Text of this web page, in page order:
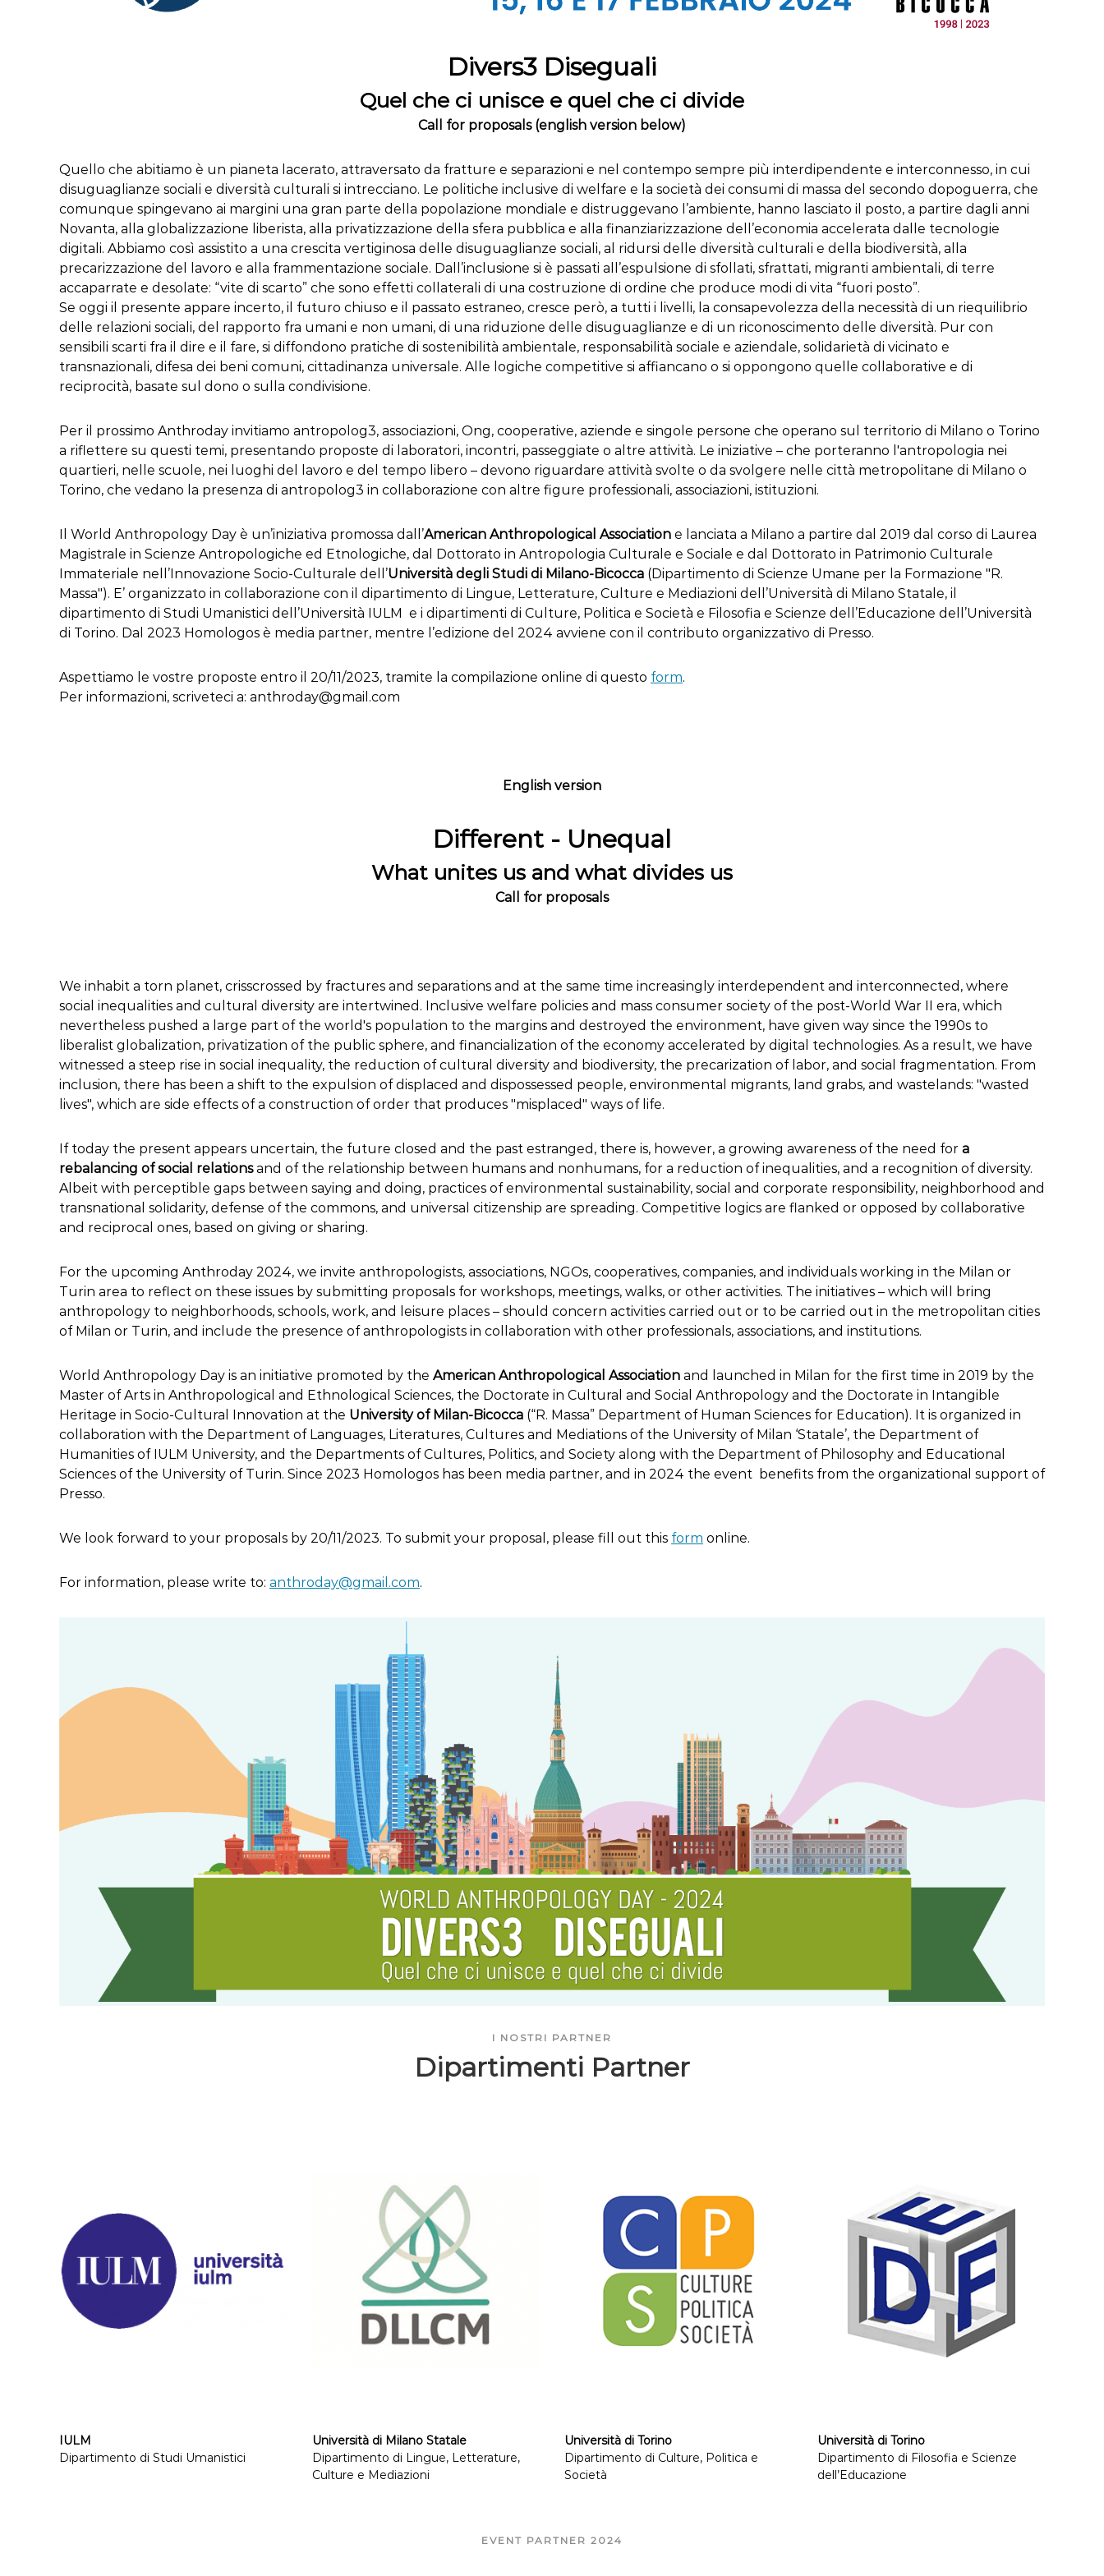
Divers3 Diseguali
Quel che ci unisce e quel che ci divide
Call for proposals (english version below)
Quello che abitiamo è un pianeta lacerato, attraversato da fratture e separazioni e nel contempo sempre più interdipendente e interconnesso, in cui
disuguaglianze sociali e diversità culturali si intrecciano. Le politiche inclusive di welfare e la società dei consumi di massa del secondo dopoguerra, che
comunque spingevano ai margini una gran parte della popolazione mondiale e distruggevano l’ambiente, hanno lasciato il posto, a partire dagli anni
Novanta, alla globalizzazione liberista, alla privatizzazione della sfera pubblica e alla finanziarizzazione dell’economia accelerata dalle tecnologie
digitali. Abbiamo così assistito a una crescita vertiginosa delle disuguaglianze sociali, al ridursi delle diversità culturali e della biodiversità, alla
precarizzazione del lavoro e alla frammentazione sociale. Dall’inclusione si è passati all’espulsione di sfollati, sfrattati, migranti ambientali, di terre
accaparrate e desolate: “vite di scarto” che sono effetti collaterali di una costruzione di ordine che produce modi di vita “fuori posto”.
Se oggi il presente appare incerto, il futuro chiuso e il passato estraneo, cresce però, a tutti i livelli, la consapevolezza della necessità di un riequilibrio
delle relazioni sociali, del rapporto fra umani e non umani, di una riduzione delle disuguaglianze e di un riconoscimento delle diversità. Pur con
sensibili scarti fra il dire e il fare, si diffondono pratiche di sostenibilità ambientale, responsabilità sociale e aziendale, solidarietà di vicinato e
transnazionali, difesa dei beni comuni, cittadinanza universale. Alle logiche competitive si affiancano o si oppongono quelle collaborative e di
reciprocità, basate sul dono o sulla condivisione.
Per il prossimo Anthroday invitiamo antropolog3, associazioni, Ong, cooperative, aziende e singole persone che operano sul territorio di Milano o Torino
a riflettere su questi temi, presentando proposte di laboratori, incontri, passeggiate o altre attività. Le iniziative – che porteranno l'antropologia nei
quartieri, nelle scuole, nei luoghi del lavoro e del tempo libero – devono riguardare attività svolte o da svolgere nelle città metropolitane di Milano o
Torino, che vedano la presenza di antropolog3 in collaborazione con altre figure professionali, associazioni, istituzioni.
Il World Anthropology Day è un’iniziativa promossa dall’American Anthropological Association e lanciata a Milano a partire dal 2019 dal corso di Laurea
Magistrale in Scienze Antropologiche ed Etnologiche, dal Dottorato in Antropologia Culturale e Sociale e dal Dottorato in Patrimonio Culturale
Immateriale nell’Innovazione Socio-Culturale dell’Università degli Studi di Milano-Bicocca (Dipartimento di Scienze Umane per la Formazione "R.
Massa"). E’ organizzato in collaborazione con il dipartimento di Lingue, Letterature, Culture e Mediazioni dell’Università di Milano Statale, il
dipartimento di Studi Umanistici dell’Università IULM e i dipartimenti di Culture, Politica e Società e Filosofia e Scienze dell’Educazione dell’Università
di Torino. Dal 2023 Homologos è media partner, mentre l’edizione del 2024 avviene con il contributo organizzativo di Presso.
Aspettiamo le vostre proposte entro il 20/11/2023, tramite la compilazione online di questo form.
Per informazioni, scriveteci a: anthroday@gmail.com
English version
Different - Unequal
What unites us and what divides us
Call for proposals
We inhabit a torn planet, crisscrossed by fractures and separations and at the same time increasingly interdependent and interconnected, where
social inequalities and cultural diversity are intertwined. Inclusive welfare policies and mass consumer society of the post-World War II era, which
nevertheless pushed a large part of the world's population to the margins and destroyed the environment, have given way since the 1990s to
liberalist globalization, privatization of the public sphere, and financialization of the economy accelerated by digital technologies. As a result, we have
witnessed a steep rise in social inequality, the reduction of cultural diversity and biodiversity, the precarization of labor, and social fragmentation. From
inclusion, there has been a shift to the expulsion of displaced and dispossessed people, environmental migrants, land grabs, and wastelands: "wasted
lives", which are side effects of a construction of order that produces "misplaced" ways of life.
If today the present appears uncertain, the future closed and the past estranged, there is, however, a growing awareness of the need for a
rebalancing of social relationsand of the relationship between humans and nonhumans, for a reduction of inequalities, and a recognition of diversity.
Albeit with perceptible gaps between saying and doing, practices of environmental sustainability, social and corporate responsibility, neighborhood and
transnational solidarity, defense of the commons, and universal citizenship are spreading. Competitive logics are flanked or opposed by collaborative
and reciprocal ones, based on giving or sharing.
For the upcoming Anthroday 2024, we invite anthropologists, associations, NGOs, cooperatives, companies, and individuals working in the Milan or
Turin area to reflect on these issues by submitting proposals for workshops, meetings, walks, or other activities. The initiatives – which will bring
anthropology to neighborhoods, schools, work, and leisure places – should concern activities carried out or to be carried out in the metropolitan cities
of Milan or Turin, and include the presence of anthropologists in collaboration with other professionals, associations, and institutions.
World Anthropology Day is an initiative promoted by the American Anthropological Association and launched in Milan for the first time in 2019 by the
Master of Arts in Anthropological and Ethnological Sciences, the Doctorate in Cultural and Social Anthropology and the Doctorate in Intangible
Heritage in Socio-Cultural Innovation at the University of Milan-Bicocca (“R. Massa” Department of Human Sciences for Education). It is organized in
collaboration with the Department of Languages, Literatures, Cultures and Mediations of the University of Milan ‘Statale’, the Department of
Humanities of IULM University, and the Departments of Cultures, Politics, and Society along with the Department of Philosophy and Educational
Sciences of the University of Turin. Since 2023 Homologos has been media partner, and in 2024 the event benefits from the organizational support of
Presso.
We look forward to your proposals by 20/11/2023. To submit your proposal, please fill out this form online.
For information, please write to: anthroday@gmail.com.
I NOSTRI PARTNER
Dipartimenti Partner
IULM
Dipartimento di Studi Umanistici
Università di Milano Statale
Dipartimento di Lingue, Letterature,
Culture e Mediazioni
Università di Torino
Dipartimento di Culture, Politica e
Società
Università di Torino
Dipartimento di Filosofia e Scienze
dell’Educazione
EVENT PARTNER 2024